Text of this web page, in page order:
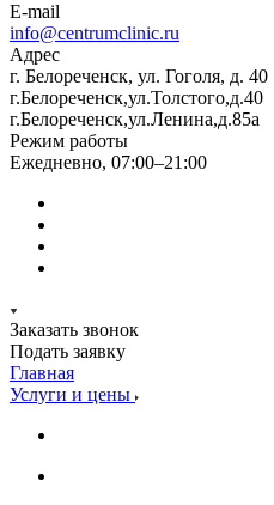
E-mail
info@centrumclinic.ru
Адрес
г. Белореченск, ул. Гоголя, д. 40
г.Белореченск,ул.Толстого,д.40
г.Белореченск,ул.Ленина,д.85а
Режим работы
Ежедневно, 07:00–21:00
Заказать звонок
Подать заявку
Главная
Услуги и цены